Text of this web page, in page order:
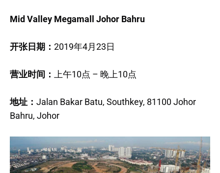
Mid Valley Megamall Johor Bahru
开张日期： 2019年4月23日
营业时间： 上午10点 – 晚上10点
地址： Jalan Bakar Batu, Southkey, 81100 Johor
Bahru, Johor